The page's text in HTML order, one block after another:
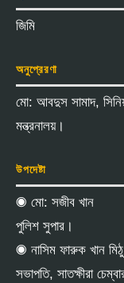
জিমি
অনুপ্রেরণা
মো: আবদুস সামাদ,
মন্ত্রনালয়।
উপদেষ্টা
◉ মো: সজীব খান
পুলিশ সুপার।
◉ নাসিম ফারুক খান মিঠু
সভাপতি, সাতক্ষীরা